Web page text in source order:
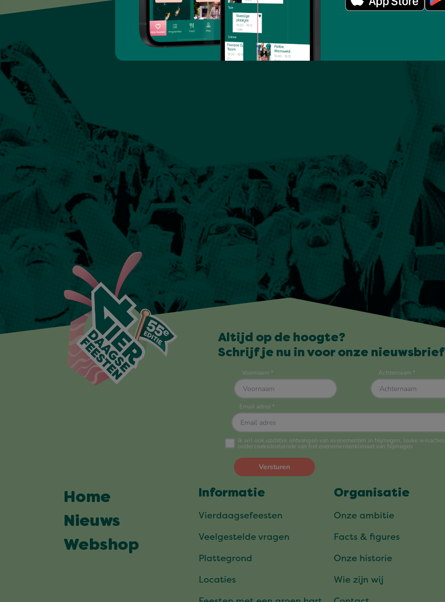
Altijd op de hoogte?
Schrijf je nu in voor onze
Home
Nieuws
Webshop
Informatie
Vierdaagsefeesten
Veelgestelde vragen
Plattegrond
Locaties
Organisatie
Onze ambitie
Facts & figures
Onze historie
Wie zijn wij